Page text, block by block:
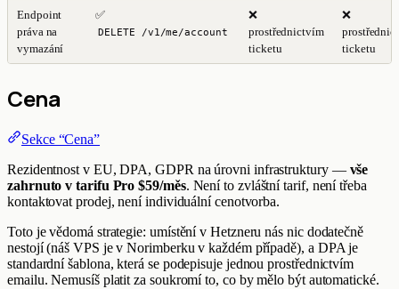
Endpoint
práva na
vymazání
✅
DELETE /v1/me/account
❌
prostřednictvím
ticketu
❌
ticketu
Cena
Sekce “Cena”
Rezidentnost v EU, DPA, GDPR na úrovni infrastruktury — vše
zahrnuto v tarifu Pro $59/měs. Není to zvláštní tarif, není třeba
kontaktovat prodej, není individuální cenotvorba.
Toto je vědomá strategie: umístění v Hetzneru nás nic dodatečně
nestojí (náš VPS je v Norimberku v každém případě), a DPA je
standardní šablona, která se podepisuje jednou prostřednictvím
emailu. Nemusíš platit za soukromí to, co by mělo být automatické.